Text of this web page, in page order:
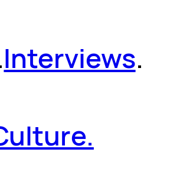
Interviews.